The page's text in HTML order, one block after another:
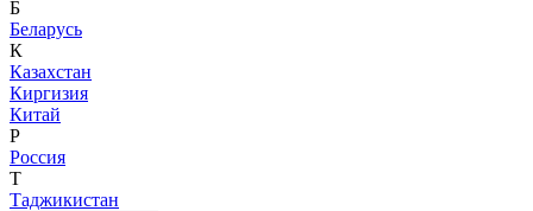
Б
Беларусь
К
Казахстан
Киргизия
Китай
Р
Россия
Т
Таджикистан